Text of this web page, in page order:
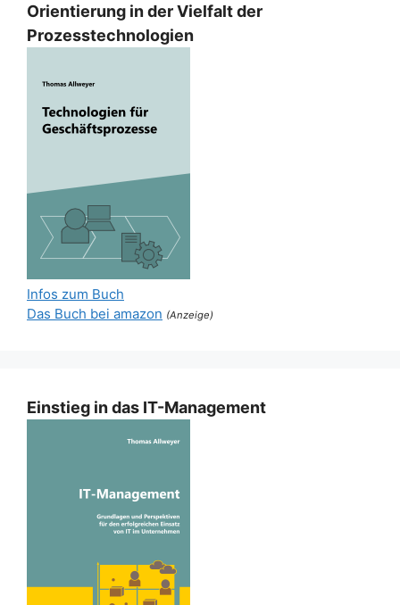
Orientierung in der Vielfalt der
Prozesstechnologien
Infos zum Buch
Das Buch bei amazon (Anzeige)
Einstieg in das IT-Management